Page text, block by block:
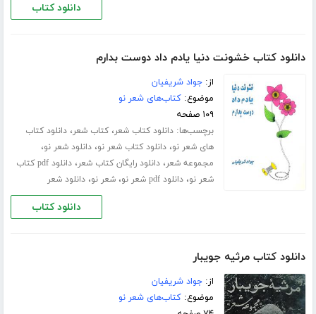
دانلود کتاب
دانلود کتاب خشونت دنیا یادم داد دوست بدارم
از:جواد شریفیان
موضوع:کتاب‌های شعر نو
۱۰۹ صفحه
برچسب‌ها:دانلود کتاب شعر،کتاب شعر،دانلود کتاب
های شعر نو،دانلود کتاب شعر نو،دانلود شعر نو،
مجموعه شعر،دانلود رایگان کتاب شعر،
دانلود pdf کتاب
شعر نو،دانلود pdf شعر نو ،شعر نو،دانلود شعر
دانلود کتاب
دانلود کتاب مرثیه جویبار
از:جواد شریفیان
موضوع:کتاب‌های شعر نو